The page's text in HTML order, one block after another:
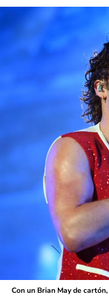
Con un Brian May de